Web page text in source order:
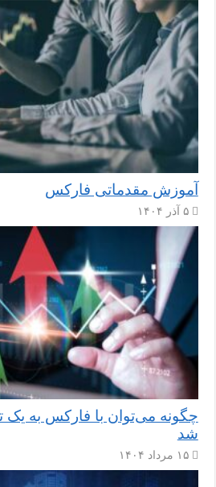
آموزش مقدماتی فارکس
۵ آذر ۱۴۰۴
چگونه می‌توان با فارکس به یک
شد
۱۵ مرداد ۱۴۰۴